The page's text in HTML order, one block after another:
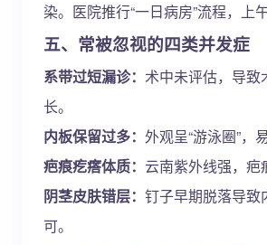
染。医院推行“一日病房”流程，
五、常被忽视的四类并发症
系带过短漏诊： 术中未评估，导
长。
内板保留过多： 外观呈“游泳圈”，
疤痕疙瘩体质： 云南紫外线强，
阴茎皮肤错层： 钉子早期脱落导致
可。